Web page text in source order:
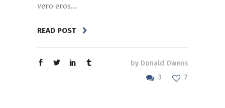
vero eros...
READ POST
by Donald Owens
3
7